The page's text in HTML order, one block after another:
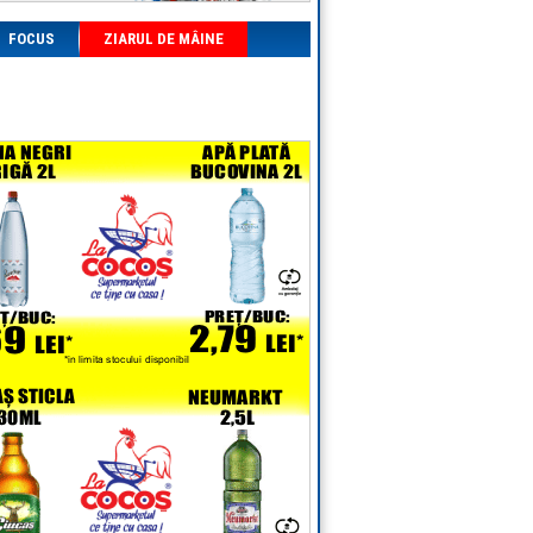
FOCUS ZIARUL DE MÂINE